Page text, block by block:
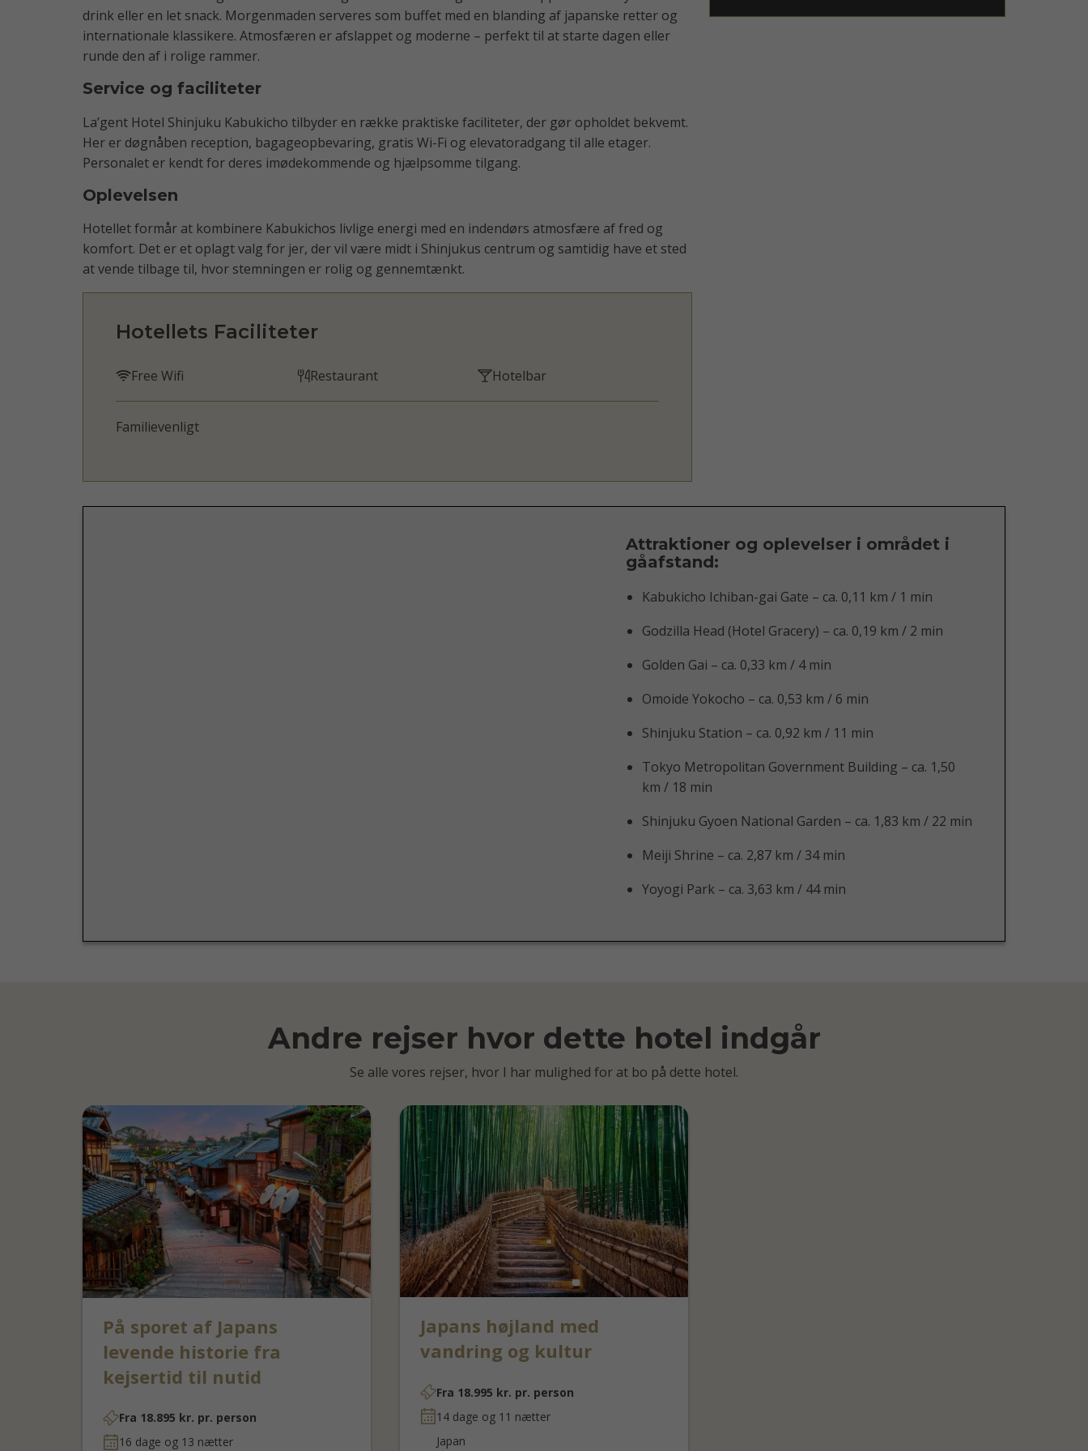
drink eller en let snack. Morgenmaden serveres som buffet med en blanding af japanske retter og
internationale klassikere. Atmosfæren er afslappet og moderne – perfekt til at starte dagen eller
runde den af i rolige rammer.
Service og faciliteter
La’gent Hotel Shinjuku Kabukicho tilbyder en række praktiske faciliteter, der gør opholdet bekvemt.
Her er døgnåben reception, bagageopbevaring, gratis Wi-Fi og elevatoradgang til alle etager.
Personalet er kendt for deres imødekommende og hjælpsomme tilgang.
Oplevelsen
Hotellet formår at kombinere Kabukichos livlige energi med en indendørs atmosfære af fred og
komfort. Det er et oplagt valg for jer, der vil være midt i Shinjukus centrum og samtidig have et sted
at vende tilbage til, hvor stemningen er rolig og gennemtænkt.
Hotellets Faciliteter
Free Wifi Restaurant Hotelbar
Familievenligt
Attraktioner og oplevelser i området i
gåafstand:
Kabukicho Ichiban-gai Gate – ca. 0,11 km / 1 min
Godzilla Head (Hotel Gracery) – ca. 0,19 km / 2 min
Golden Gai – ca. 0,33 km / 4 min
Omoide Yokocho – ca. 0,53 km / 6 min
Shinjuku Station – ca. 0,92 km / 11 min
Tokyo Metropolitan Government Building – ca. 1,50
km / 18 min
Shinjuku Gyoen National Garden – ca. 1,83 km / 22 min
Meiji Shrine – ca. 2,87 km / 34 min
Yoyogi Park – ca. 3,63 km / 44 min
Andre rejser hvor dette hotel indgår
Se alle vores rejser, hvor I har mulighed for at bo på dette hotel.
På sporet af Japans
levende historie fra
kejsertid til nutid
Fra 18.895 kr. pr. person
16 dage og 13 nætter
Japans højland med
vandring og kultur
Fra 18.995 kr. pr. person
14 dage og 11 nætter
Japan